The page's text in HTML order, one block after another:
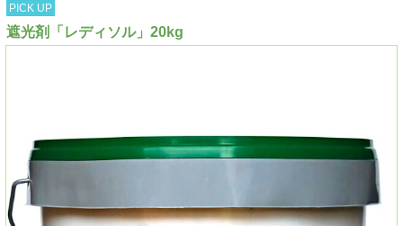
PICK UP
遮光剤「レディソル」20kg